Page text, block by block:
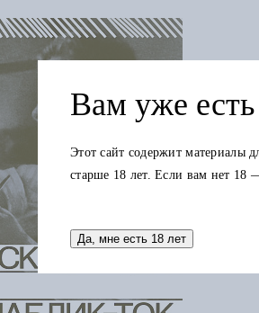
Вам уже есть
Этот сайт содержит материалы
старше 18 лет. Если вам нет 18
Да, мне есть 18 лет